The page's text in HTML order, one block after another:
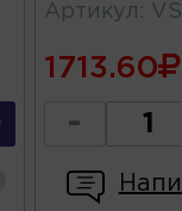
Артикул :
1713.60
-